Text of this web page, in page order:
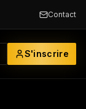
Contact
S'inscrire